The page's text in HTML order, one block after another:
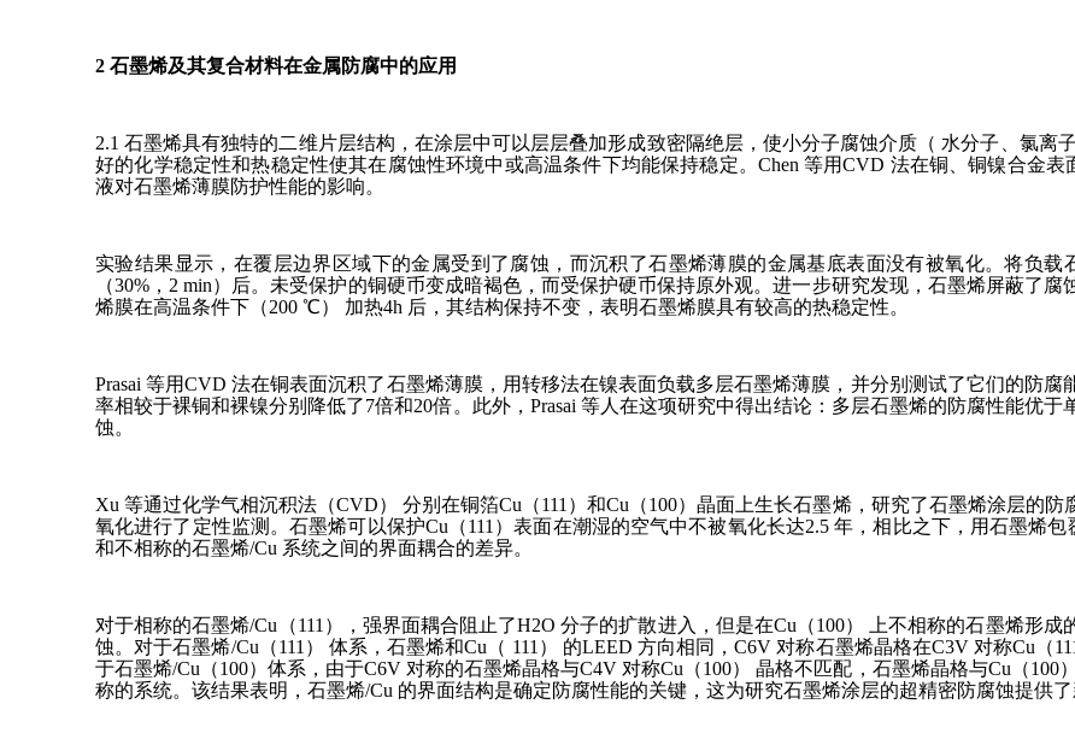
2 石墨烯及其复合材料在金属防腐中的应用
2.1 石墨烯具有独特的二维片层结构，在涂层中可以层层叠加形成致密隔绝层，使小分子腐蚀介质（ 水分子、氯离
好的化学稳定性和热稳定性使其在腐蚀性环境中或高温条件下均能保持稳定。Chen 等用CVD 法在铜、铜镍合金
液对石墨烯薄膜防护性能的影响。
实验结果显示，在覆层边界区域下的金属受到了腐蚀，而沉积了石墨烯薄膜的金属基底表面没有被氧化。将负
（30%，2 min）后。未受保护的铜硬币变成暗褐色，而受保护硬币保持原外观。进一步研究发现，石墨烯屏蔽了
烯膜在高温条件下（200 ℃） 加热4h 后，其结构保持不变，表明石墨烯膜具有较高的热稳定性。
Prasai 等用CVD 法在铜表面沉积了石墨烯薄膜，用转移法在镍表面负载多层石墨烯薄膜，并分别测试了它们的防
率相较于裸铜和裸镍分别降低了7倍和20倍。此外，Prasai 等人在这项研究中得出结论：多层石墨烯的防腐性能优
蚀。
Xu 等通过化学气相沉积法（CVD） 分别在铜箔Cu（111）和Cu（100）晶面上生长石墨烯，研究了石墨烯涂层的
氧化进行了定性监测。石墨烯可以保护Cu（111）表面在潮湿的空气中不被氧化长达2.5 年，相比之下，用石墨烯
和不相称的石墨烯/Cu 系统之间的界面耦合的差异。
对于相称的石墨烯/Cu（111），强界面耦合阻止了H2O 分子的扩散进入，但是在Cu（100） 上不相称的石墨烯形
蚀。对于石墨烯/Cu（111） 体系，石墨烯和Cu（ 111） 的LEED 方向相同，C6V 对称石墨烯晶格在C3V 对称Cu（
于石墨烯/Cu（100）体系，由于C6V 对称的石墨烯晶格与C4V 对称Cu（100） 晶格不匹配，石墨烯晶格与Cu（
称的系统。该结果表明，石墨烯/Cu 的界面结构是确定防腐性能的关键，这为研究石墨烯涂层的超精密防腐蚀提供了